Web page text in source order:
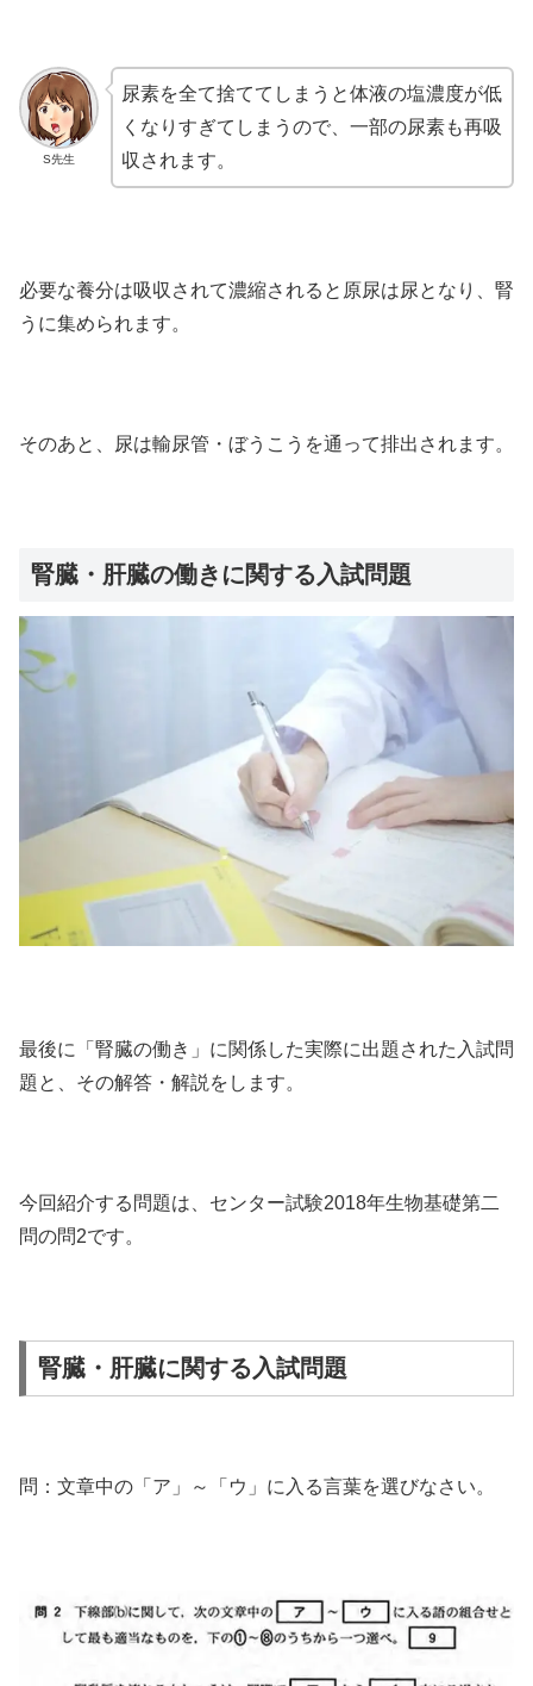
S先生
尿素を全て捨ててしまうと体液の塩濃度が低
くなりすぎてしまうので、一部の尿素も再吸
収されます。
必要な養分は吸収されて濃縮されると原尿は尿となり、腎
うに集められます。
そのあと、尿は輸尿管・ぼうこうを通って排出されます。
腎臓・肝臓の働きに関する入試問題
最後に「腎臓の働き」に関係した実際に出題された入試問
題と、その解答・解説をします。
今回紹介する問題は、センター試験2018年生物基礎第二
問の問2です。
腎臓・肝臓に関する入試問題
問：文章中の「ア」～「ウ」に入る言葉を選びなさい。